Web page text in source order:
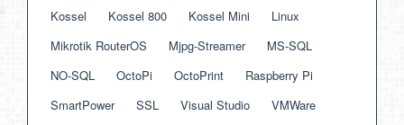
Kossel
Kossel 800 Kossel Mini
Linux
Mikrotik RouterOS
Mjpg-Streamer
MS-SQL
NO-SQL
OctoPi OctoPrint
Raspberry Pi
SmartPower
SSL Visual Studio
VMWare